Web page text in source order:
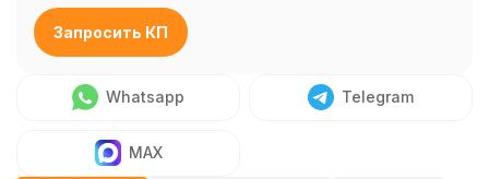
Запросить КП
Whatsapp Telegram
MAX